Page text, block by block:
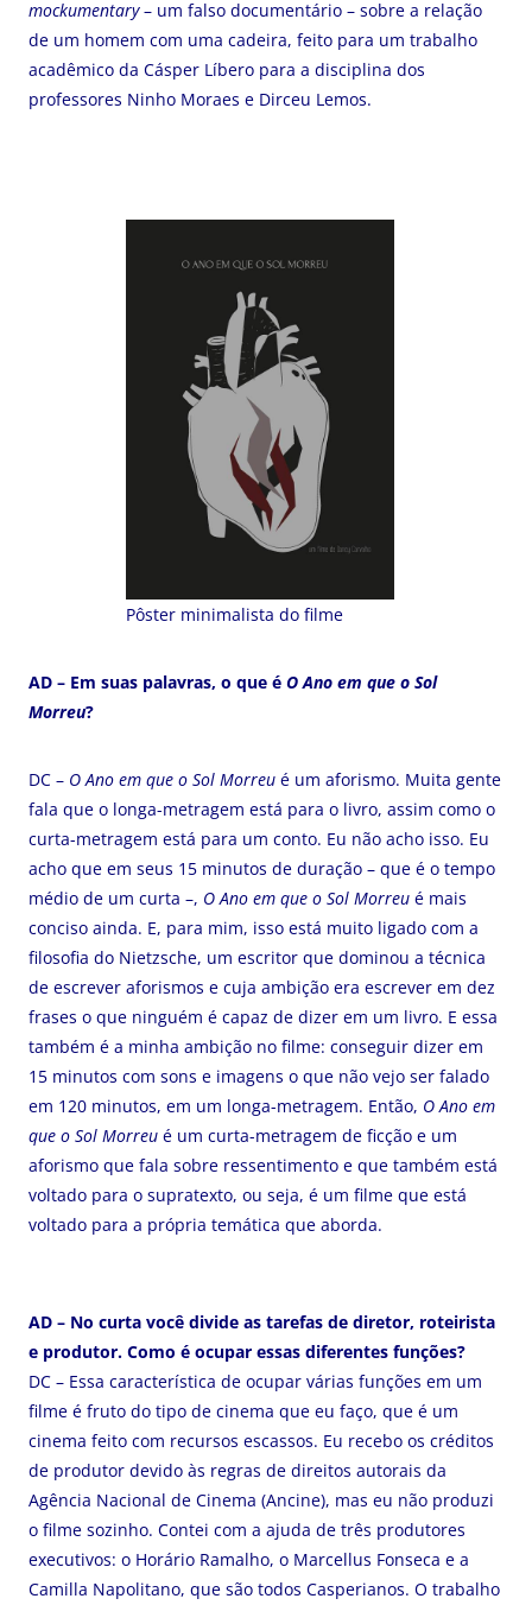
mockumentary– um falso documentário – sobre a relação
de um homem com uma cadeira, feito para um trabalho
acadêmico da Cásper Líbero para a disciplina dos
professores Ninho Moraes e Dirceu Lemos.
Pôster minimalista do filme
AD – Em suas palavras, o que é O Ano em que o Sol
Morreu?
DC – O Ano em que o Sol Morreu é um aforismo. Muita gente
fala que o longa-metragem está para o livro, assim como o
curta-metragem está para um conto. Eu não acho isso. Eu
acho que em seus 15 minutos de duração – que é o tempo
médio de um curta –, O Ano em que o Sol Morreu é mais
conciso ainda. E, para mim, isso está muito ligado com a
filosofia do Nietzsche, um escritor que dominou a técnica
de escrever aforismos e cuja ambição era escrever em dez
frases o que ninguém é capaz de dizer em um livro. E essa
também é a minha ambição no filme: conseguir dizer em
15 minutos com sons e imagens o que não vejo ser falado
em 120 minutos, em um longa-metragem. Então, O Ano em
que o Sol Morreu é um curta-metragem de ficção e um
aforismo que fala sobre ressentimento e que também está
voltado para o supratexto, ou seja, é um filme que está
voltado para a própria temática que aborda.
AD – No curta você divide as tarefas de diretor, roteirista
e produtor. Como é ocupar essas diferentes funções?
DC – Essa característica de ocupar várias funções em um
filme é fruto do tipo de cinema que eu faço, que é um
cinema feito com recursos escassos. Eu recebo os créditos
de produtor devido às regras de direitos autorais da
Agência Nacional de Cinema (Ancine), mas eu não produzi
o filme sozinho. Contei com a ajuda de três produtores
executivos: o Horário Ramalho, o Marcellus Fonseca e a
Camilla Napolitano, que são todos Casperianos. O trabalho